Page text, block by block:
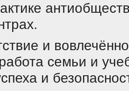
и
семьи и
и